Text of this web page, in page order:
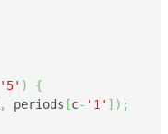
'5' )
{
, periods [c- '1' ] ) ;